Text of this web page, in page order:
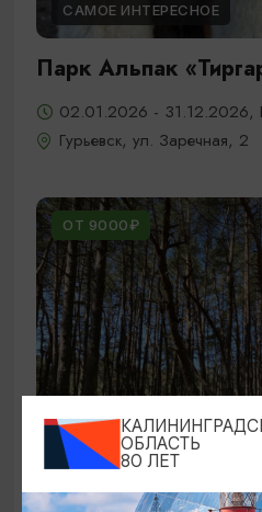
САМОЕ ИНТЕРЕСНОЕ
Парк Альпак
02.01.2026 - 31.12.2026,
Гурьевск, ул. Заречная, 2
ОТ 9000₽
ЭКСКУРСИИ УЧРЕЖДЕНИЙ
ОБЛАСТЬ
80 ЛЕТ